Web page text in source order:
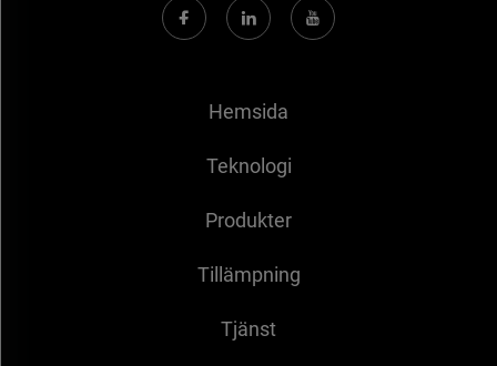
Hemsida
Teknologi
Produkter
Tillämpning
Tjänst